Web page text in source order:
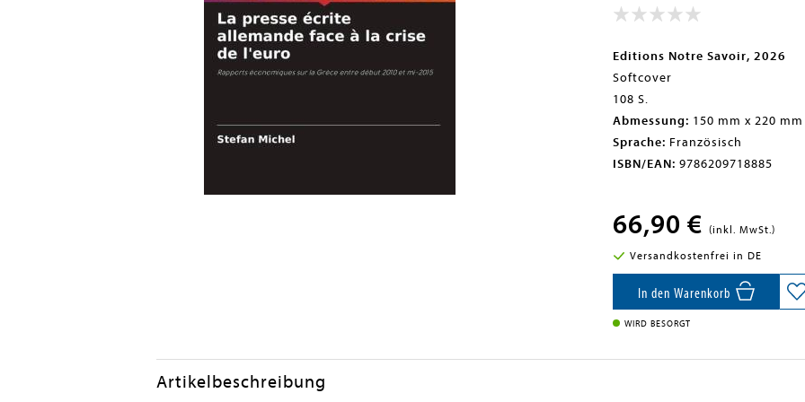
Editions Notre Savoir, 2026
Softcover
108 S.
Abmessung: 150 mm x 220
Sprache: Französisch
ISBN/EAN: 9786209718885
66,90 € (inkl. MwSt.)
Versandkostenfrei in DE
In den Warenkorb
WIRD BESORGT
Artikelbeschreibung